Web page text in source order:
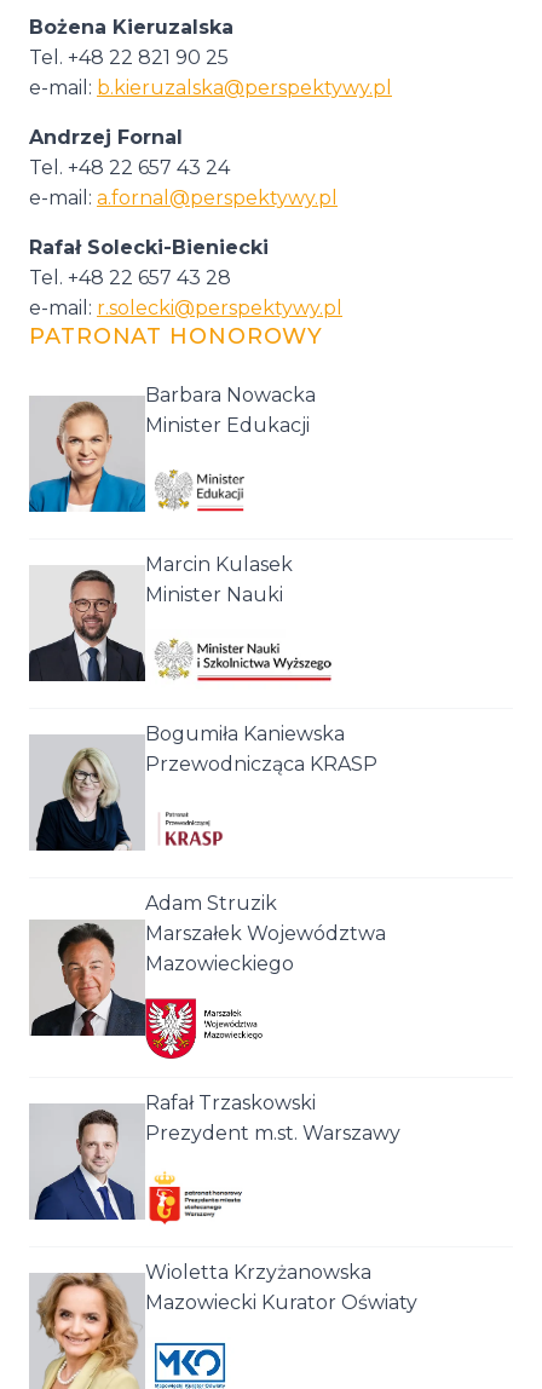
Bożena Kieruzalska
Tel. +48 22 821 90 25
e-mail: b.kieruzalska@perspektywy.pl
Andrzej Fornal
Tel. +48 22 657 43 24
e-mail: a.fornal@perspektywy.pl
Rafał Solecki-Bieniecki
Tel. +48 22 657 43 28
e-mail: r.solecki@perspektywy.pl
PATRONAT HONOROWY
Barbara Nowacka
Minister Edukacji
Marcin Kulasek
Minister Nauki
Bogumiła Kaniewska
Przewodnicząca KRASP
Adam Struzik
Marszałek Województwa
Mazowieckiego
Rafał Trzaskowski
Prezydent m.st. Warszawy
Wioletta Krzyżanowska
Mazowiecki Kurator Oświaty